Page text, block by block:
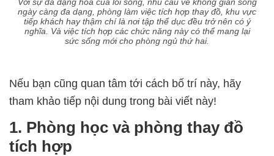
ngày càng đa dạng, phòng làm việc tích hợp thay đồ, khu vực
tiếp khách hay thậm chí là nơi tập thể dục đều trở nên có ý
nghĩa. Và việc tích hợp các chức năng này có thể mang lại
sức sống mới cho phòng ngủ thứ hai.
Nếu bạn cũng quan tâm tới cách bố trí này, hãy
tham khảo tiếp nội dung trong bài viết này!
1. Phòng học và phòng thay đồ
tích hợp